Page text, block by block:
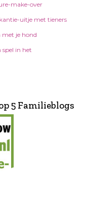
make-over
uitje met tieners
met je hond
in het
5 Familieblogs